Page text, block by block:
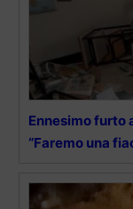
Ennesimo furto
“Faremo una